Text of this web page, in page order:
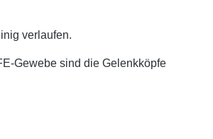
verlaufen.
Gewebe sind die Gelenkköpfe